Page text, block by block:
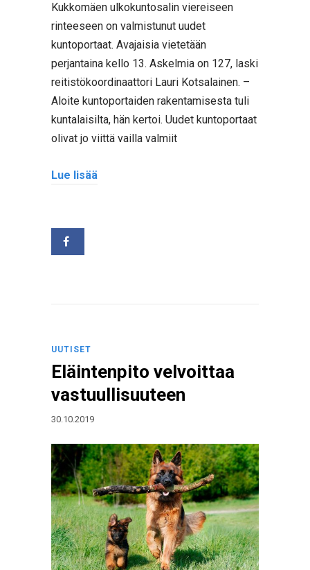
Kukkomäen ulkokuntosalin viereiseen
rinteeseen on valmistunut uudet
kuntoportaat. Avajaisia vietetään
perjantaina kello 13. Askelmia on 127, laski
reitistökoordinaattori Lauri Kotsalainen. –
Aloite kuntoportaiden rakentamisesta tuli
kuntalaisilta, hän kertoi. Uudet kuntoportaat
olivat jo viittä vailla valmiit
Lue lisää
UUTISET
Eläintenpito velvoittaa
vastuullisuuteen
30.10.2019